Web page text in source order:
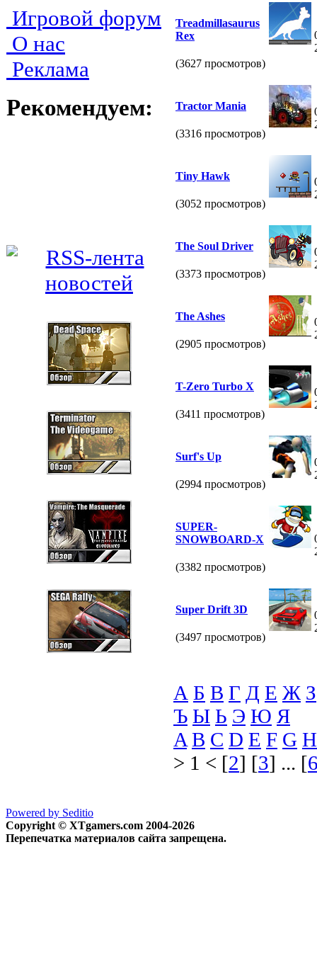
Игровой форум
О нас
Реклама
Рекомендуем:
Treadmillasaurus
Rex
(3627 просмотров)
Tractor Mania
(3316 просмотров)
Tiny Hawk
(3052 просмотров)
The Soul Driver
(3373 просмотров)
The Ashes
(2905 просмотров)
T-Zero Turbo X
(3411 просмотров)
Surf's Up
(2994 просмотров)
SUPER-
SNOWBOARD-X
(3382 просмотров)
Super Drift 3D
(3497 просмотров)
А Б В Г Д Е Ж З
Ъ Ы Ь Э Ю Я
A B C D E F G H
> 1 < [2] [3] ... [
Powered by Seditio
Copyright © XTgamers.com 2004-2026
Перепечатка материалов сайта запрещена.